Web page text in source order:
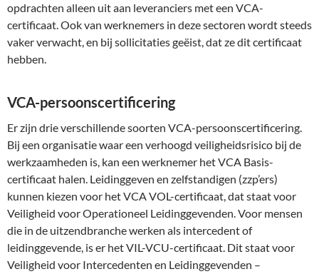
opdrachten alleen uit aan leveranciers met een VCA-
certificaat. Ook van werknemers in deze sectoren wordt steeds
vaker verwacht, en bij sollicitaties geëist, dat ze dit certificaat
hebben.
VCA-persoonscertificering
Er zijn drie verschillende soorten VCA-persoonscertificering.
Bij een organisatie waar een verhoogd veiligheidsrisico bij de
werkzaamheden is, kan een werknemer het VCA Basis-
certificaat halen. Leidinggeven en zelfstandigen (zzp’ers)
kunnen kiezen voor het VCA VOL-certificaat, dat staat voor
Veiligheid voor Operationeel Leidinggevenden. Voor mensen
die in de uitzendbranche werken als intercedent of
leidinggevende, is er het VIL-VCU-certificaat. Dit staat voor
Veiligheid voor Intercedenten en Leidinggevenden –